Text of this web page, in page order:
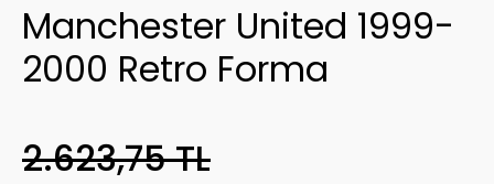
Manchester United 1999-
2000 Retro Forma
2.623,75 TL